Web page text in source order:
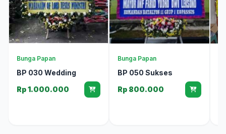
Bunga Papan
BP 030 Wedding
Rp 1.000.000
Bunga Papan
BP 050 Sukses
Rp 800.000